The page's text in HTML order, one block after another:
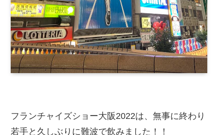
フランチャイズショー大阪2022は、無事に終わり
若手と久しぶりに難波で飲みました！！